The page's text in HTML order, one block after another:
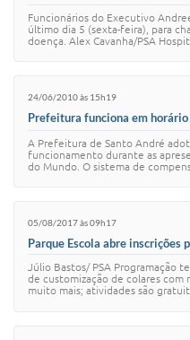
Funcionários do Executivo
último dia 5 (sexta-feira), para
doença. Alex Cavanha/PSA
24/06/2010 às 15h19
Prefeitura funciona em
A Prefeitura de Santo André
funcionamento durante as
do Mundo. O sistema de
05/08/2017 às 09h17
Parque Escola abre inscrições
Júlio Bastos/ PSA Programação
de customização de colares
muito mais; atividades são